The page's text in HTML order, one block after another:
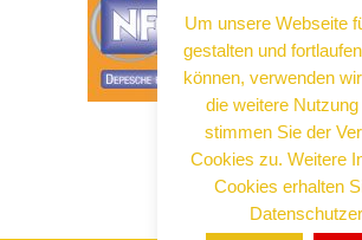
Entwicklungen, Kulinarik, Kunst und
Um unsere Webseite
gestalten und
können, verwenden
die weitere
stimmen Sie der
Cookies zu. Weitere
Cookies erhalten